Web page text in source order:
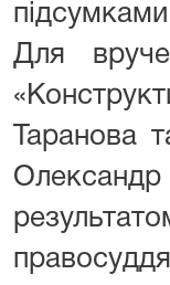
Для
Таранова